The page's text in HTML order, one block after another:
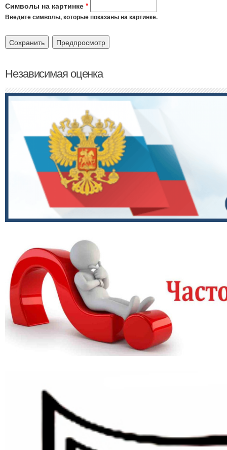
Символы на картинке *
Введите символы, которые показаны на картинке.
Независимая оценка